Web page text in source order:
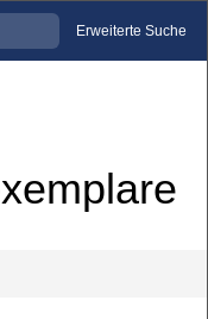
Erweiterte Suche